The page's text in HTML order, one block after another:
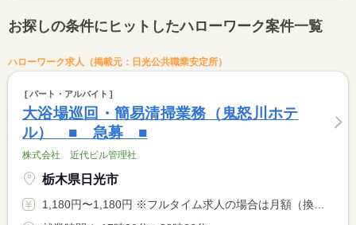
お探しの条件にヒットしたハローワーク案件一覧
ハローワーク求人（掲載元：日光公共職業安定所）
パート・アルバイト
大浴場巡回・簡易清掃業務（鬼怒川ホテ
ル） ■ 急募 ■
株式会社 近代ビル管理社
栃木県日光市
1,180円〜1,180円 ※フルタイム求人の場合は月額（換算額）、パート求人の場合は時間額を表示しています。